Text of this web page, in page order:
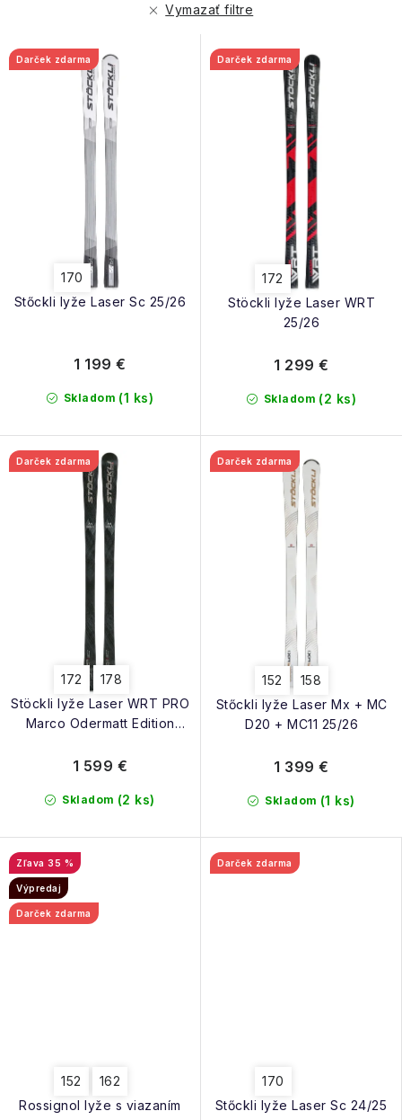
d
r
Vymazať filtre
Stőckli lyže Laser Sc 25/26
Darček zdarma
170
Skladom (1 ks)
1 199 €
Stöckli lyže Laser WRT
25/26
Darček zdarma
172
Skladom (2 ks)
1 299 €
Stöckli lyže Laser WRT PRO
Marco Odermatt Edition
Darček zdarma
172 178
Skladom (2 ks)
1 599 €
Stőckli lyže Laser Mx + MC
D20 + MC11 25/26
Darček zdarma
152 158
Skladom (1 ks)
1 399 €
Rossignol lyže s viazaním
35 %
Výpredaj
Darček zdarma
152
162
Stőckli lyže Laser Sc 24/25
Darček zdarma
170